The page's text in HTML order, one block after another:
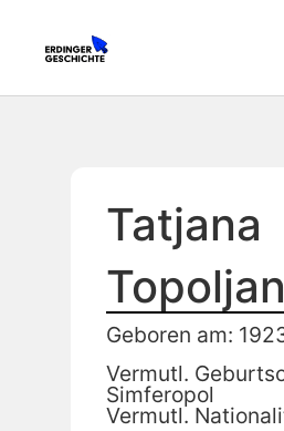
Tatjana
Topoljan
Geboren am:
Vermutl.
Simferopol
Vermutl.